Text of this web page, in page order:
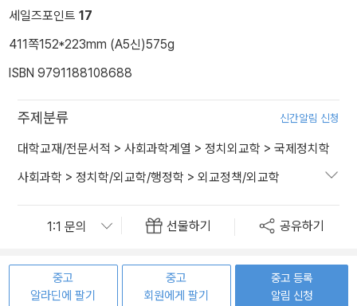
세일즈포인트 17
411쪽152*223mm (A5신)575g
ISBN 9791188108688
주제분류 신간알림 신청
대학교재/전문서적 > 사회과학계열 > 정치외교학 > 국제정치학
사회과학 > 정치학/외교학/행정학 > 외교정책/외교학
선물하기 공유하기
중고
알라딘에 팔기
중고
회원에게 팔기
중고 등록
알림 신청